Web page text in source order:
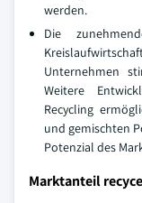
werden.
Die
Unternehmen
Weitere
Recycling
und gemischten
Potenzial des
Marktanteil